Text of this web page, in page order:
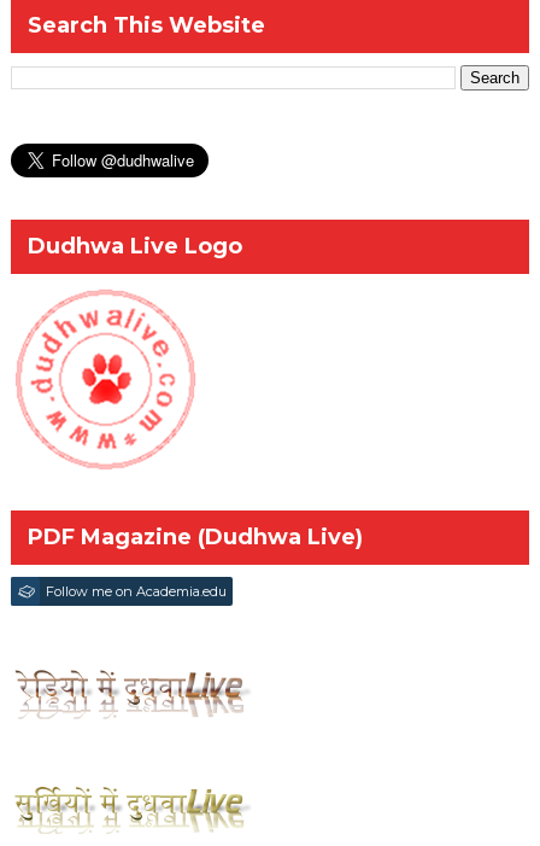
Search This Website
Dudhwa Live Logo
PDF Magazine (Dudhwa Live)
Follow me on Academia.edu